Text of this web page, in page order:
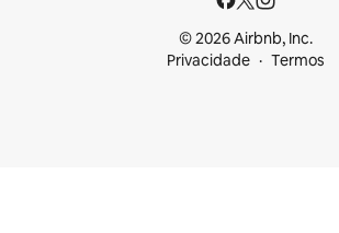
© 2026 Airbnb, Inc.
Privacidade
Termos